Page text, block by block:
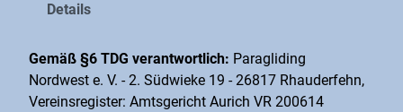
Details
Gemäß §6 TDG verantwortlich: Paragliding
Nordwest e. V. - 2. Südwieke 19 - 26817 Rhauderfehn,
Vereinsregister: Amtsgericht Aurich VR 200614